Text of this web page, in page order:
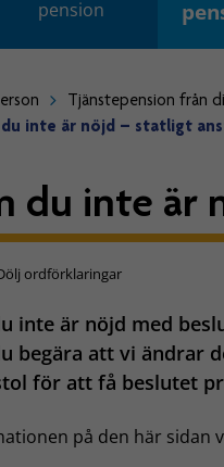
pension
Tjänstepension från
inte är nöjd – statligt
du inte är
ordförklaringar
inte är nöjd med
begära att vi ändrar
för att få beslutet
på den här sidan